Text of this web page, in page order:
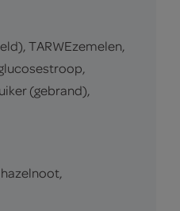
TARWEzemelen,
(gebrand),